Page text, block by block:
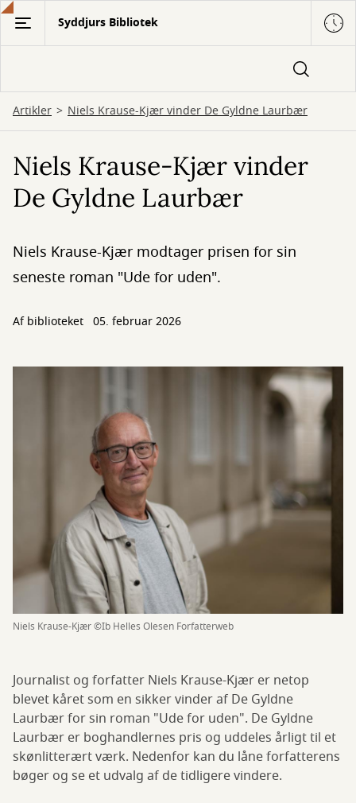
Gå
hovedindhold
Syddjurs Bibliotek
Artikler Niels Krause-Kjær vinder De Gyldne Laurbær
Niels Krause-Kjær vinder
De Gyldne Laurbær
Niels Krause-Kjær modtager prisen for sin
seneste roman "Ude for uden".
Af biblioteket 05. februar 2026
Niels Krause-Kjær ©Ib Helles Olesen Forfatterweb
Journalist og forfatter Niels Krause-Kjær er netop
blevet kåret som en sikker vinder af De Gyldne
Laurbær for sin roman "Ude for uden". De Gyldne
Laurbær er boghandlernes pris og uddeles årligt til et
skønlitterært værk. Nedenfor kan du låne forfatterens
bøger og se et udvalg af de tidligere vindere.